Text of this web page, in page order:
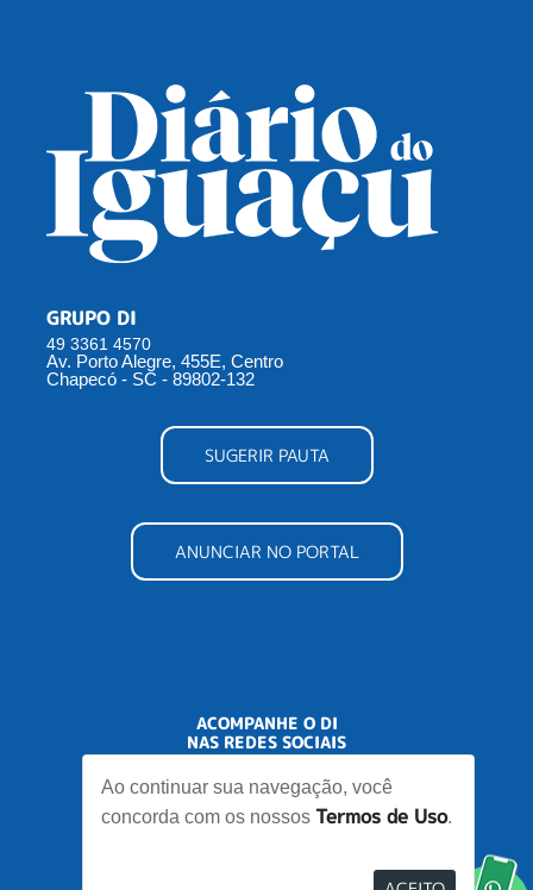
Ao continuar sua navegação, você
concorda com os nossos Termos de Uso.
GRUPO DI
49 3361 4570
Av. Porto Alegre, 455E, Centro
Chapecó - SC - 89802-132
SUGERIR PAUTA
ANUNCIAR NO PORTAL
ACOMPANHE O DI
NAS REDES SOCIAIS